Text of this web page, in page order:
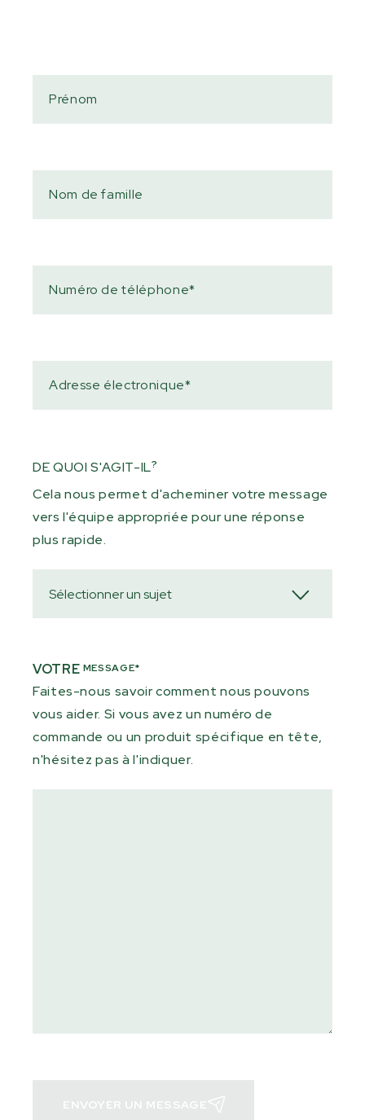
DE QUOI S'AGIT-IL?
Cela nous permet d'acheminer votre message
vers l'équipe appropriée pour une réponse
plus rapide.
VOTRE MESSAGE*
Faites-nous savoir comment nous pouvons
vous aider. Si vous avez un numéro de
commande ou un produit spécifique en tête,
n'hésitez pas à l'indiquer.
ENVOYER UN MESSAGE